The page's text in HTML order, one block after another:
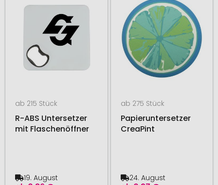
ab 215 Stück
R-ABS Untersetzer
mit Flaschenöffner
19. August
ab 275 Stück
Papieruntersetzer
CreaPint
24. August